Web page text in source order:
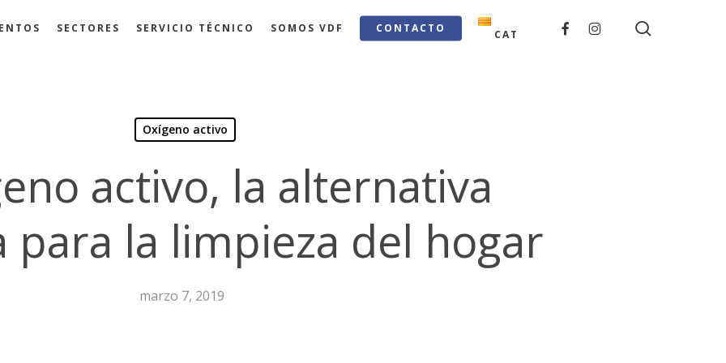
SECTORES SERVICIO TÉCNICO SOMOS VDF CONTACTO CAT
FACEBOOKINSTAGRAM
Oxígeno activo
activo, la alternativa
para la limpieza del hogar
marzo 7, 2019